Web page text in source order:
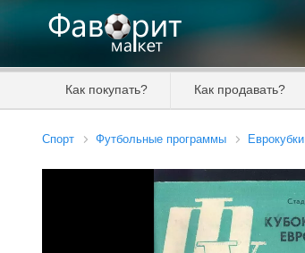
Как покупать? Как продавать?
Спорт Футбольные программы Еврокубки